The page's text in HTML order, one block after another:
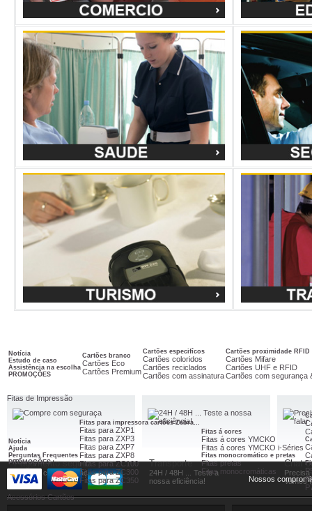
Fitas de Carbono
Notícia
Produtos dicas
PROMOÇÕES
Fitas de cera
Cera Padrão 2300
Cera Premium 2100
Cera Premium Plus 5319
Fitas de cera e resina
Cera/Resina Padrão 3400
Cera/Resina Eficaz 3300
Cera/Resina Premium 3200
Fitas de resina
Resina Padrão 4800
Resina Premium 5095
Resina Premium Plus 5100
Fitas Image Lock
Fitas á cores
Fitas cera azul
Fitas cera ouro
Fitas cera
Fitas resina branca
Fitas em cartucho
Cartucho para
Cartucho para P4T
Acessórios Impressoras
Notícia
Cabeça de impressão
Impressora de secretária
Impressora semi-industrial
Impressora industrial
Impressoras RFID
Cabeça de impressão móvel
Cartões de memória
Fonts sur carte PCMCIA
Fonts sur disquette 3.5"
Software etiquetas
Zebra Designer
ZebraNet Bridge Enterprise
Zebra ZBI Enablement Kits
Rolos de tração (Platen)
Serviços ZebraCare
ZebraCare PAX e
ZebraCare Xi4,
ZebraCare ZM e
ZebraCare S4M
ZebraCare
ZebraCare Portátil
Fontes de
Fontes de
Carregadores
Baterias
Impressora Cartões
Impressoras de cartões eco
ZC100
ZC300
Impressoras de cartões de alto desepenho
ZXP Series 7 Frente Simples
ZXP Series 7 Frente e Verso
Impressoras de cartão de
ZXP Series 7 com
ZXP Series 8 com
ZXP Series 9 com
Notícia
Estudo de caso
Assistência na escolha
PROMOÇÕES
Cartões branco
Cartões Eco
Cartões Premium
Cartões especifícos
Cartões coloridos
Cartões reciclados
Cartões com assinatura
Cartões proximidade RFID
Cartões Mifare
Cartões UHF e RFID
Cartões com segurança
Fitas de Impressão
Notícia
Ajuda
Perguntas Frequentes
PROMOÇÕES
Fitas para impressora cartões Zebra...
Fitas para ZXP1
Fitas para ZXP3
Fitas para ZXP7
Fitas para ZXP8
Fitas para ZC100
Fitas para ZC300
Fitas para ZC350
Fitas á cores
Fitas á cores YMCKO
Fitas á cores YMCKO i-Séries
Fitas monocromático e pretas
Fitas pretas
Fitas monocromáticas
Acessórios Cartões
Pagamento seguro
Compre com seguraça
Transporte
24H / 48H ... Teste a
nossa eficiência!
Chat
Precisa
Vamos
Nossos